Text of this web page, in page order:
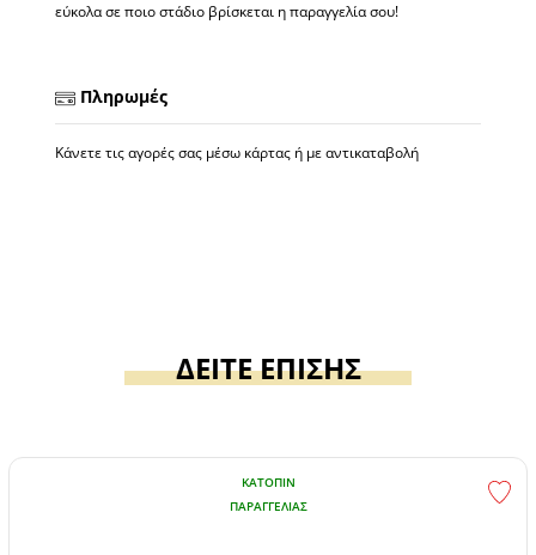
εύκολα σε ποιο στάδιο βρίσκεται η παραγγελία σου!
Πληρωμές
Κάνετε τις αγορές σας μέσω κάρτας ή με αντικαταβολή
ΔΕΙΤΕ ΕΠΙΣΗΣ
ΚΑΤΌΠΙΝ
ΠΑΡΑΓΓΕΛΊΑΣ